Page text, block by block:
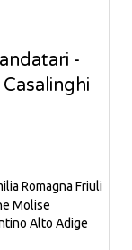
-
Romagna Friuli
Molise
Alto Adige